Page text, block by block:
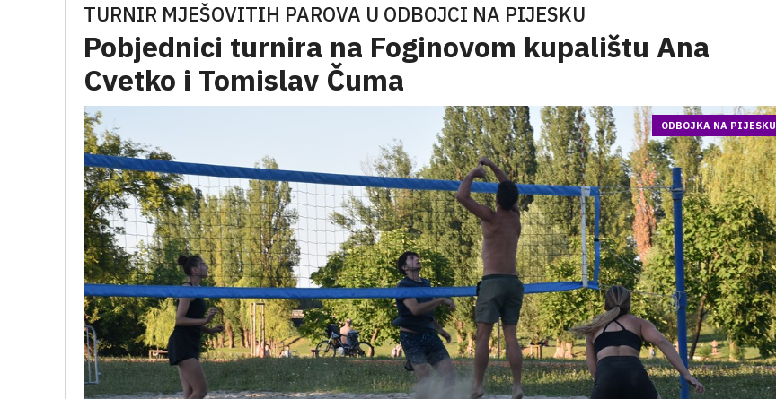
TURNIR MJEŠOVITIH PAROVA U ODBOJCI NA PIJESKU
Pobjednici turnira na Foginovom kupalištu Ana
Cvetko i Tomislav Čuma
ODBOJKA NA PIJESKU